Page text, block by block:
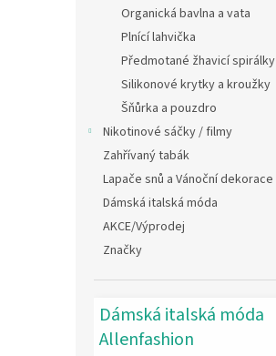
Organická bavlna a vata
Plnící lahvička
Předmotané žhavicí spirálky
Silikonové krytky a kroužky
Šňůrka a pouzdro
Nikotinové sáčky / filmy
Zahřívaný tabák
Lapače snů a Vánoční dekorace
Dámská italská móda
AKCE/Výprodej
Značky
Dámská italská móda
Allenfashion